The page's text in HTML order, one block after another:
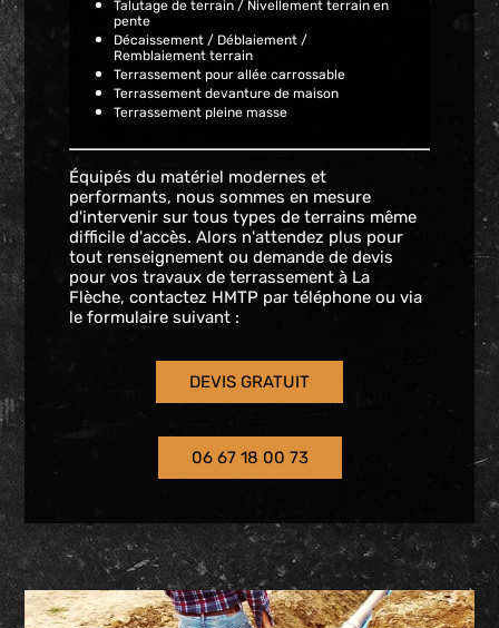
Talutage de terrain / Nivellement terrain en
pente
Décaissement / Déblaiement /
Remblaiement terrain
Terrassement pour allée carrossable
Terrassement devanture de maison
Terrassement pleine masse
Équipés du matériel modernes et
performants, nous sommes en mesure
d'intervenir sur tous types de terrains même
difficile d'accès. Alors n'attendez plus pour
tout renseignement ou demande de devis
pour vos travaux de terrassement à La
Flèche, contactez HMTP par téléphone ou via
le formulaire suivant :
DEVIS GRATUIT
06 67 18 00 73